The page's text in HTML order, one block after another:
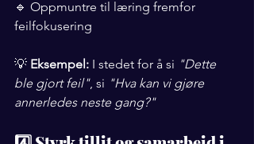
🔹 Oppmuntre til læring fremfor
feilfokusering
💡 Eksempel: I stedet for å si "Dette
ble gjort feil", si "Hva kan vi gjøre
annerledes neste gang?"